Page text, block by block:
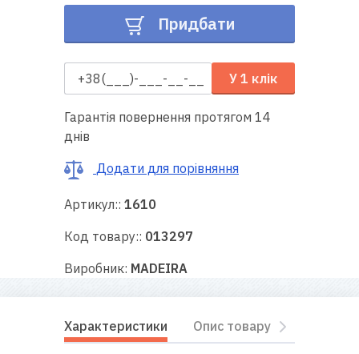
швейної
Корисні
поради
Контакти
Про
Придбати
У 1 клік
Гарантія повернення протягом 14
днів
Додати для порівняння
Артикул:: 1610
Код товару:: 013297
Виробник: MADEIRA
Характеристики Опис товару